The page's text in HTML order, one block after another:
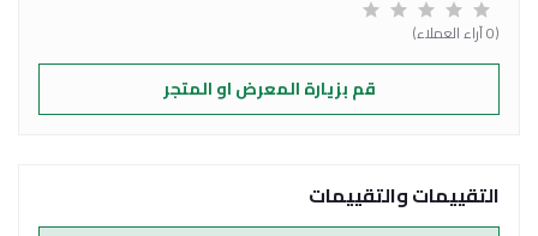
(0 آراء العملاء)
قم بزيارة المعرض او المتجر
التقييمات والتقييمات